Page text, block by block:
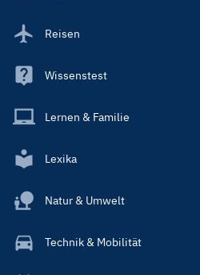
Reisen
Wissenstest
Lernen & Familie
Lexika
Natur & Umwelt
Technik & Mobilität